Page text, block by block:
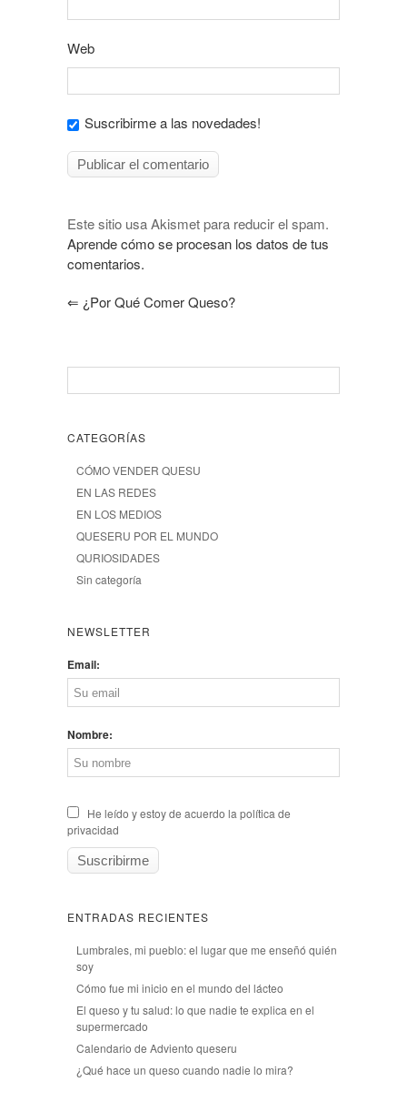
Web
Suscribirme a las novedades!
Este sitio usa Akismet para reducir el spam.
Aprende cómo se procesan los datos de tus
comentarios.
⇐ ¿Por Qué Comer Queso?
CATEGORÍAS
CÓMO VENDER QUESU
EN LAS REDES
EN LOS MEDIOS
QUESERU POR EL MUNDO
QURIOSIDADES
Sin categoría
NEWSLETTER
Email:
Nombre:
He leído y estoy de acuerdo la política de
privacidad
ENTRADAS RECIENTES
Lumbrales, mi pueblo: el lugar que me enseñó quién
soy
Cómo fue mi inicio en el mundo del lácteo
El queso y tu salud: lo que nadie te explica en el
supermercado
Calendario de Adviento queseru
¿Qué hace un queso cuando nadie lo mira?